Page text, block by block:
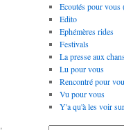
,
Ecoutés pour vous
Edito
Ephémères rides
Festivals
La presse aux
Lu pour vous
Rencontré pour
Vu pour vous
Y'a qu'à les voir